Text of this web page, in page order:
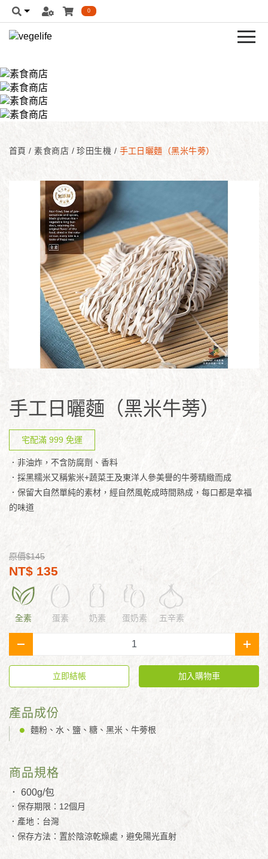
0
首頁/ 素食商店 /珍田生機 / 手工日曬麵（黑米牛蒡）
手工日曬麵（黑米牛蒡）
宅配滿 999 免運
．非油炸，不含防腐劑、香料
．採黑糯米又稱紫米+蔬菜王及東洋人參美譽的牛蒡精緻而成
．保留大自然單純的素材，經自然風乾成時間熟成，每口都是幸福
的味道
原價$145
NT$ 135
全素 蛋素 奶素 蛋奶素 五辛素
- +
立即結帳 加入購物車
產品成份
麵粉、水、鹽、糖、黑米、牛蒡根
商品規格
． 600g/包
．保存期限：12個月
．產地：台灣
．保存方法：置於陰涼乾燥處，避免陽光直射